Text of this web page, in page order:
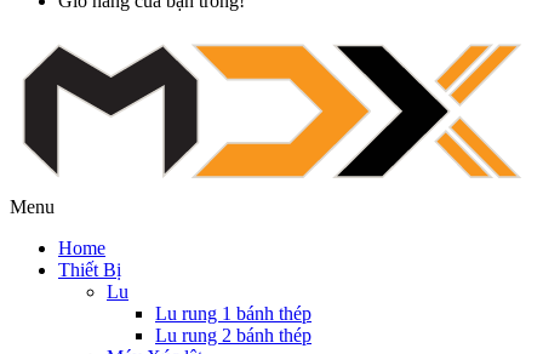
Menu
Home
Thiết Bị
Lu
Lu rung 1 bánh thép
Lu rung 2 bánh thép